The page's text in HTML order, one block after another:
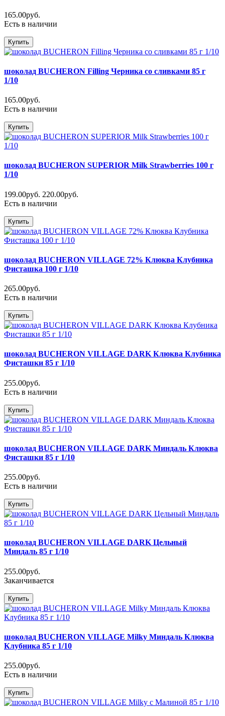
165.00руб.
Есть в наличии
Купить
шоколад BUCHERON Filling Черника со сливками 85 г
1/10
165.00руб.
Есть в наличии
Купить
шоколад BUCHERON SUPERIOR Milk Strawberries 100 г
1/10
199.00руб. 220.00руб.
Есть в наличии
Купить
шоколад BUCHERON VILLAGE 72% Клюква Клубника
Фисташка 100 г 1/10
265.00руб.
Есть в наличии
Купить
шоколад BUCHERON VILLAGE DARK Клюква Клубника
Фисташки 85 г 1/10
255.00руб.
Есть в наличии
Купить
шоколад BUCHERON VILLAGE DARK Миндаль Клюква
Фисташки 85 г 1/10
255.00руб.
Есть в наличии
Купить
шоколад BUCHERON VILLAGE DARK Цельный
Миндаль 85 г 1/10
255.00руб.
Заканчивается
Купить
шоколад BUCHERON VILLAGE Milky Миндаль Клюква
Клубника 85 г 1/10
255.00руб.
Есть в наличии
Купить